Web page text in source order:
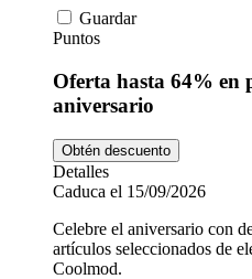
Guardar
Puntos
Oferta hasta 64% en
aniversario
Obtén descuento
Detalles
Caduca el 15/09/2026
Celebre el aniversario con
artículos seleccionados de
Coolmod.